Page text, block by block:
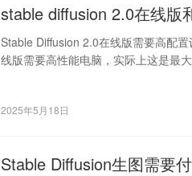
stable diffusion 2.0在线版
Stable Diffusion 2.0在线版需要高配
线版需要高性能电脑，实际上这是最
2025年5月18日
Stable Diffusion生图需要